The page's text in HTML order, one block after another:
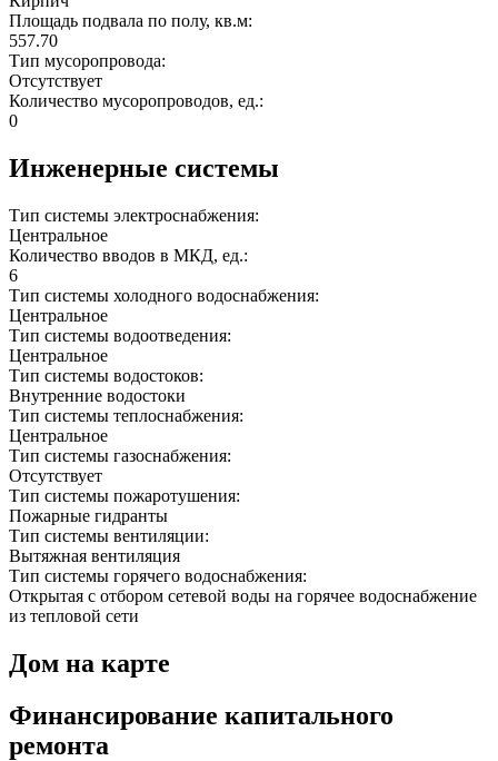
Площадь подвала по полу, кв.м:
557.70
Тип мусоропровода:
Отсутствует
Количество мусоропроводов, ед.:
0
Инженерные системы
Тип системы электроснабжения:
Центральное
Количество вводов в МКД, ед.:
6
Тип системы холодного водоснабжения:
Центральное
Тип системы водоотведения:
Центральное
Тип системы водостоков:
Внутренние водостоки
Тип системы теплоснабжения:
Центральное
Тип системы газоснабжения:
Отсутствует
Тип системы пожаротушения:
Пожарные гидранты
Тип системы вентиляции:
Вытяжная вентиляция
Тип системы горячего водоснабжения:
Открытая с отбором сетевой воды на горячее водоснабжение
из тепловой сети
Дом на карте
Финансирование капитального
ремонта